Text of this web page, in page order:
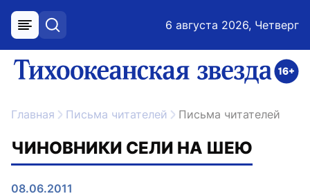
меню поиск 6 августа 2026, Четверг
ссылка на главную
Главная Письма читателей Письма читателей
ЧИНОВНИКИ СЕЛИ НА ШЕЮ
08.06.2011